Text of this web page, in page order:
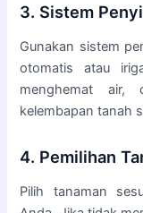
3. Sistem
Gunakan sistem
otomatis atau
menghemat air,
kelembapan tanah
4. Pemilihan
Pilih tanaman